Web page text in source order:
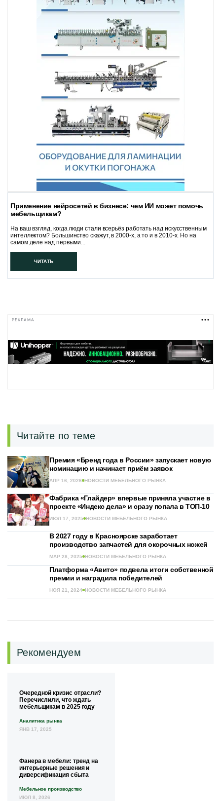
Применение нейросетей в бизнесе: чем ИИ может помочь
мебельщикам?
На ваш взгляд, когда люди стали всерьёз работать над искусственным
интеллектом? Большинство скажут, в 2000-х, а то и в 2010-х. Но на
самом деле над первыми...
ЧИТАТЬ
РЕКЛАМА
Читайте по теме
Премия «Бренд года в России» запускает новую
номинацию и начинает приём заявок
АПР 16, 2026 НОВОСТИ МЕБЕЛЬНОГО РЫНКА
Фабрика «Глайдер» впервые приняла участие в
проекте «Индекс дела» и сразу попала в ТОП-10
ИЮЛ 17, 2025 НОВОСТИ МЕБЕЛЬНОГО РЫНКА
В 2027 году в Красноярске заработает
производство запчастей для окорочных ножей
МАР 28, 2025 НОВОСТИ МЕБЕЛЬНОГО РЫНКА
Платформа «Авито» подвела итоги собственной
премии и наградила победителей
НОЯ 21, 2024 НОВОСТИ МЕБЕЛЬНОГО РЫНКА
Рекомендуем
Очередной кризис отрасли?
Перечислили, что ждать
мебельщикам в 2025 году
Аналитика рынка
ЯНВ 17, 2025
Фанера в мебели: тренд на
интерьерные решения и
диверсификация сбыта
Мебельное производство
ИЮЛ 8, 2026